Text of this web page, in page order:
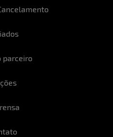
parceiro